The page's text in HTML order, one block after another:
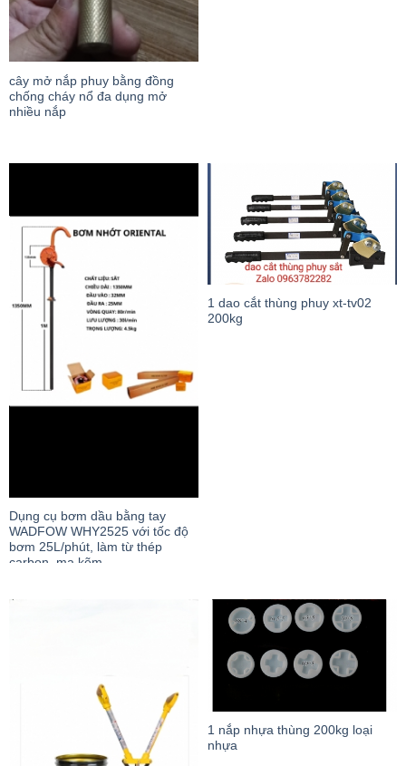
cây mở nắp phuy bằng đồng
chống cháy nổ đa dụng mở
nhiều nắp
Dụng cụ bơm dầu bằng tay
WADFOW WHY2525 với tốc độ
bơm 25L/phút, làm từ thép
carbon, mạ kẽm
1 dao cắt thùng phuy xt-tv02
200kg
1 nắp nhựa thùng 200kg loại
nhựa